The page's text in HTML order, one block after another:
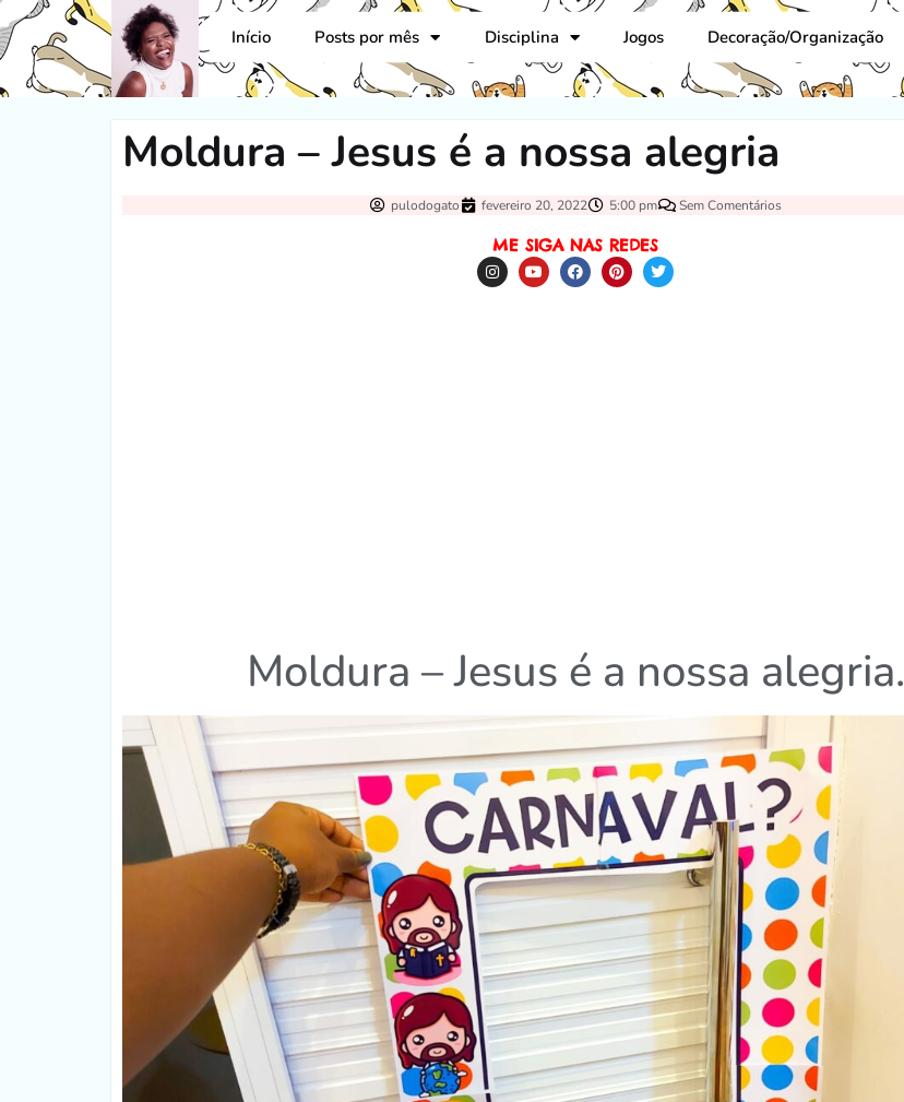
Início Posts por mês Disciplina Jogos Decoração/Organização
Moldura – Jesus é a nossa alegria
pulodogato fevereiro 20, 2022 5:00 pm Sem Comentários
ME SIGA NAS REDES
Moldura – Jesus é a nossa alegria.